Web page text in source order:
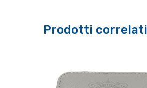
Prodotti correlati